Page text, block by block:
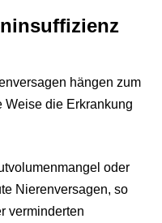
hängen zum
Weise die Erkrankung
oder
Nierenversagen, so
verminderten